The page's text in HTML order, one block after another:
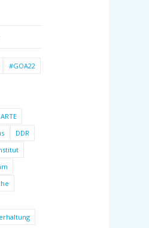
#GOA22
ARTE
DDR